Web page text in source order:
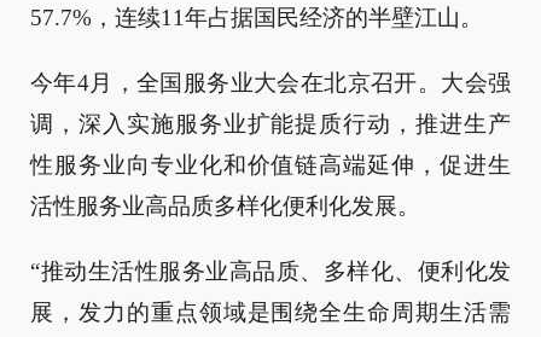
57.7%，连续11年占据国民经济的半壁江山。
今年4月，全国服务业大会在北京召开。大会强
调，深入实施服务业扩能提质行动，推进生产
性服务业向专业化和价值链高端延伸，促进生
活性服务业高品质多样化便利化发展。
“推动生活性服务业高品质、多样化、便利化发
展，发力的重点领域是围绕全生命周期生活需